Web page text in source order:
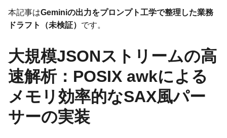
本記事はGeminiの出力をプロンプト工学で整理した業務
ドラフト（未検証） です。
大規模JSONストリームの高
速解析：POSIX awkによる
メモリ効率的なSAX風パー
サーの実装